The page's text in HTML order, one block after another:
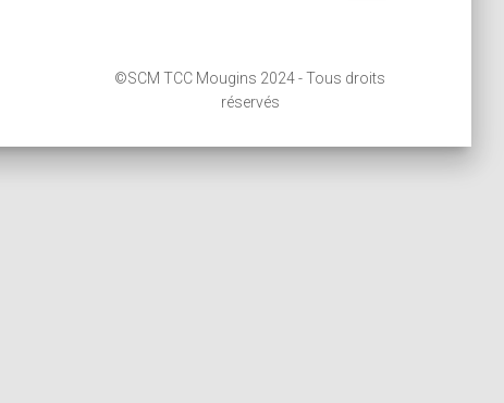
©SCM TCC Mougins 2024 - Tous droits
réservés